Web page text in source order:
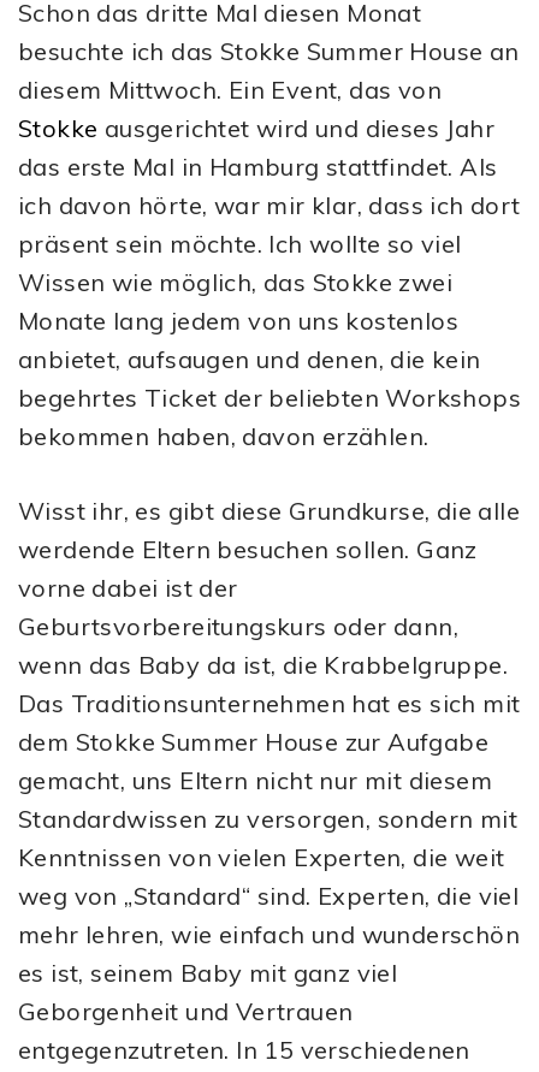
Schon das dritte Mal diesen Monat
besuchte ich das Stokke Summer House an
diesem Mittwoch. Ein Event, das von
Stokke ausgerichtet wird und dieses Jahr
das erste Mal in Hamburg stattfindet. Als
ich davon hörte, war mir klar, dass ich dort
präsent sein möchte. Ich wollte so viel
Wissen wie möglich, das Stokke zwei
Monate lang jedem von uns kostenlos
anbietet, aufsaugen und denen, die kein
begehrtes Ticket der beliebten Workshops
bekommen haben, davon erzählen.
Wisst ihr, es gibt diese Grundkurse, die alle
werdende Eltern besuchen sollen. Ganz
vorne dabei ist der
Geburtsvorbereitungskurs oder dann,
wenn das Baby da ist, die Krabbelgruppe.
Das Traditionsunternehmen hat es sich mit
dem Stokke Summer House zur Aufgabe
gemacht, uns Eltern nicht nur mit diesem
Standardwissen zu versorgen, sondern mit
Kenntnissen von vielen Experten, die weit
weg von „Standard“ sind. Experten, die viel
mehr lehren, wie einfach und wunderschön
es ist, seinem Baby mit ganz viel
Geborgenheit und Vertrauen
entgegenzutreten. In 15 verschiedenen